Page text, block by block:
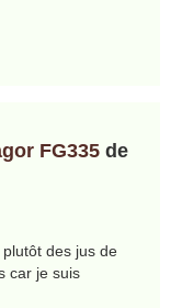
FG335 de
des jus de
car je suis